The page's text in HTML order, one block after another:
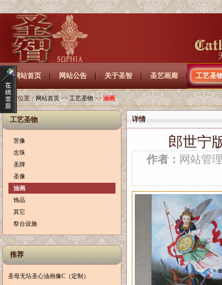
网站首页 网站公告 关于圣智 圣艺画廊 工艺圣
当前位置：网站首页>>工艺圣物>> 油画
工艺圣物
苦像
念珠
圣牌
圣像
油画
饰品
其它
祭台设施
推荐
圣母无玷圣心油画像C（定制）
详情
郎世宁
作者： 网站管